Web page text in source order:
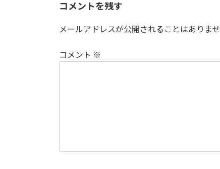
コメントを残す
メールアドレスが公開されることはありませ
コメント ※